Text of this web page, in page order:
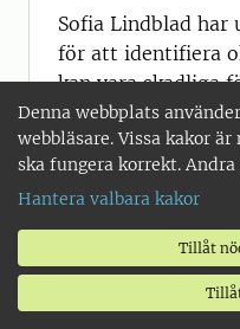
Denna webbplats
webbläsare. Vissa kakor
ska fungera korrekt. Andra
Hantera valbara kakor
Tillåt
Sofia Lindblad har
för att identifiera
kan vara skadliga
oss människor. I sin
doktorsavhandling
avancerade
framgångsrikt kan
biologiska tester.